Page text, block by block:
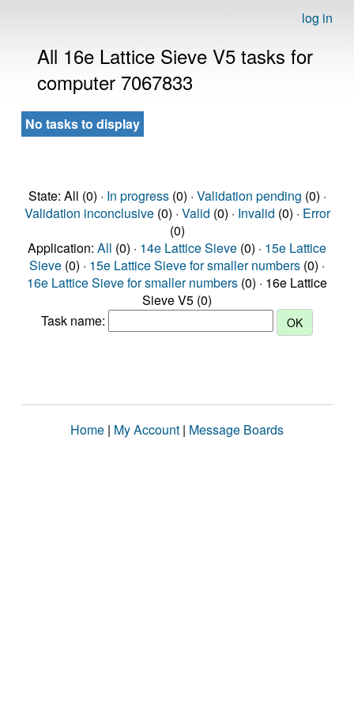
log in
All 16e Lattice Sieve V5 tasks for
computer 7067833
No tasks to display
State: All (0) · In progress(0) · Validation pending (0) ·
Validation inconclusive(0) · Valid (0) · Invalid (0) · Error
(0)
Application: All (0) · 14e Lattice Sieve (0) · 15e Lattice
Sieve (0) · 15e Lattice Sieve for smaller numbers (0) ·
16e Lattice Sieve for smaller numbers (0) · 16e Lattice
Sieve V5 (0)
Task name:
Home | My Account | Message Boards